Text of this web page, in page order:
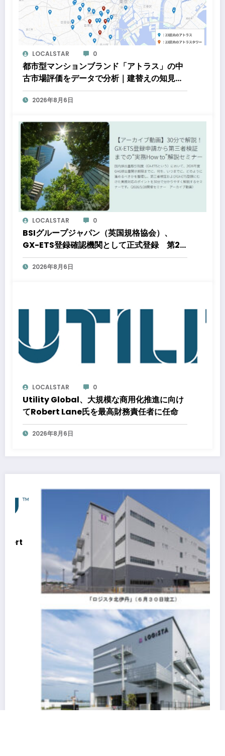
LOCALSTAR 0
都市型マンションブランド「アトラス」の中
古市場評価をデータで分析｜建替えの知見、
都心好立地、開発思想が支えるブランド価値
2026年8月6日
LOCALSTAR 0
BSIグループジャパン（英国規格協会）、
GX-ETS登録確認機関として正式登録 第2
フェーズ開始で制度対応が義務化、企業の対
応はどう変わるのか？ 法的拘束力をもつ
2026年8月6日
LOCALSTAR 0
Utility Global、大規模な商用化推進に向け
てRobert Lane氏を最高財務責任者に任命
2026年8月6日